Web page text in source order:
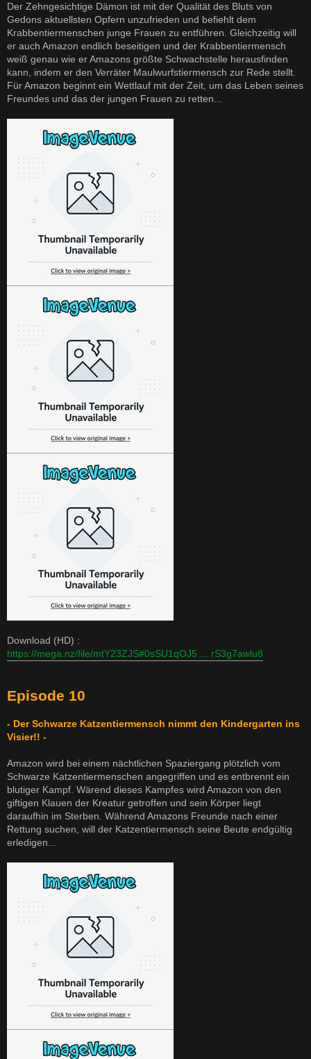
Der Zehngesichtige Dämon ist mit der Qualität des Bluts von
Gedons aktuellsten Opfern unzufrieden und befiehlt dem
Krabbentiermenschen junge Frauen zu entführen. Gleichzeitig will
er auch Amazon endlich beseitigen und der Krabbentiermensch
weiß genau wie er Amazons größte Schwachstelle herausfinden
kann, indem er den Verräter Maulwurfstiermensch zur Rede stellt.
Für Amazon beginnt ein Wettlauf mit der Zeit, um das Leben seines
Freundes und das der jungen Frauen zu retten...
Download (HD) :
https://mega.nz/file/mtY23ZJS#0sSU1qOJ5 ... rS3g7awlu8
Episode 10
- Der Schwarze Katzentiermensch nimmt den Kindergarten ins
Visier!! -
Amazon wird bei einem nächtlichen Spaziergang plötzlich vom
Schwarze Katzentiermenschen angegriffen und es entbrennt ein
blutiger Kampf. Wärend dieses Kampfes wird Amazon von den
giftigen Klauen der Kreatur getroffen und sein Körper liegt
daraufhin im Sterben. Während Amazons Freunde nach einer
Rettung suchen, will der Katzentiermensch seine Beute endgültig
erledigen...